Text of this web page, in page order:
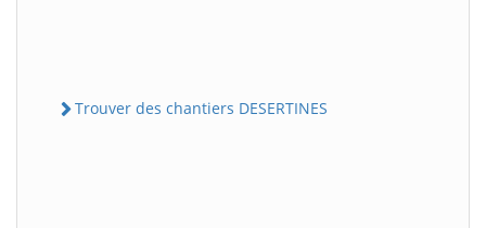
Trouver des chantiers DESERTINES